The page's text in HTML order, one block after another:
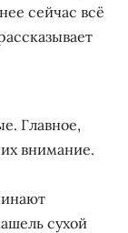
сейчас всё
Главное,
внимание.
сухой